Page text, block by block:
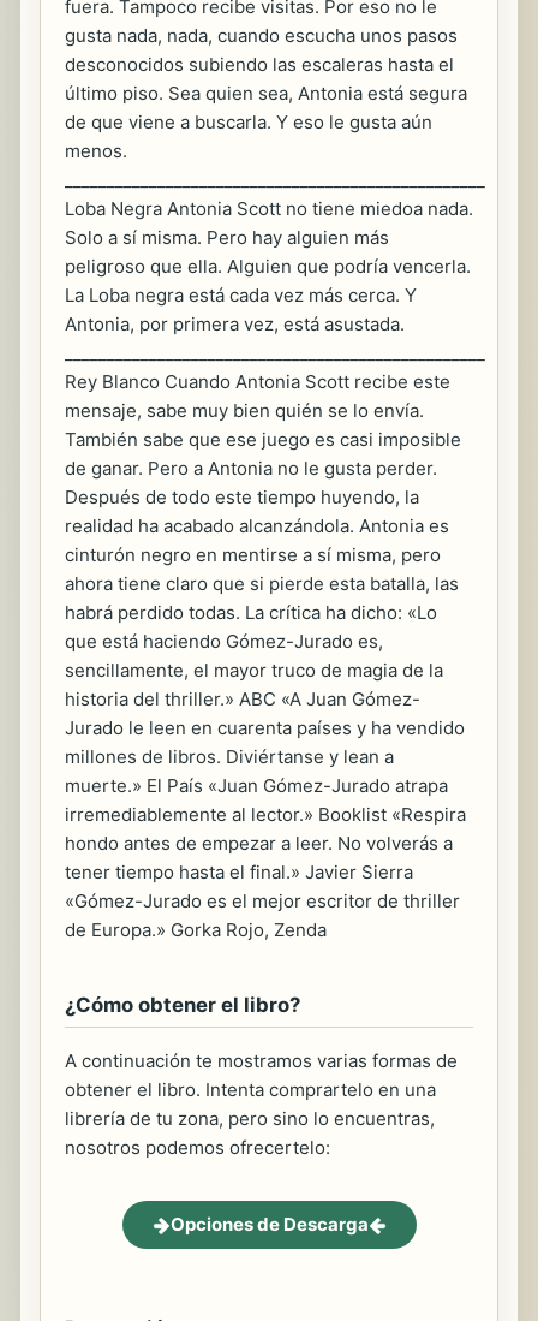
fuera. Tampoco recibe visitas. Por eso no le
gusta nada, nada, cuando escucha unos pasos
desconocidos subiendo las escaleras hasta el
último piso. Sea quien sea, Antonia está segura
de que viene a buscarla. Y eso le gusta aún
menos.
Loba Negra Antonia Scott no tiene miedoa nada.
Solo a sí misma. Pero hay alguien más
peligroso que ella. Alguien que podría vencerla.
La Loba negra está cada vez más cerca. Y
Antonia, por primera vez, está asustada.
Rey Blanco Cuando Antonia Scott recibe este
mensaje, sabe muy bien quién se lo envía.
También sabe que ese juego es casi imposible
de ganar. Pero a Antonia no le gusta perder.
Después de todo este tiempo huyendo, la
realidad ha acabado alcanzándola. Antonia es
cinturón negro en mentirse a sí misma, pero
ahora tiene claro que si pierde esta batalla, las
habrá perdido todas. La crítica ha dicho: «Lo
que está haciendo Gómez-Jurado es,
sencillamente, el mayor truco de magia de la
historia del thriller.» ABC «A Juan Gómez-
Jurado le leen en cuarenta países y ha vendido
millones de libros. Diviértanse y lean a
muerte.» El País «Juan Gómez-Jurado atrapa
irremediablemente al lector.» Booklist «Respira
hondo antes de empezar a leer. No volverás a
tener tiempo hasta el final.» Javier Sierra
«Gómez-Jurado es el mejor escritor de thriller
de Europa.» Gorka Rojo, Zenda
¿Cómo obtener el libro?
A continuación te mostramos varias formas de
obtener el libro. Intenta comprartelo en una
librería de tu zona, pero sino lo encuentras,
nosotros podemos ofrecertelo:
Opciones de Descarga